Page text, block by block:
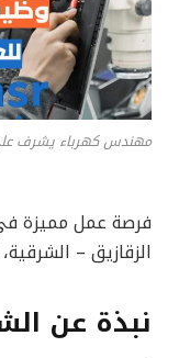
مهندس كهرباء يشرف
فرصة عمل مميزة
الزقازيق –
نبذة عن